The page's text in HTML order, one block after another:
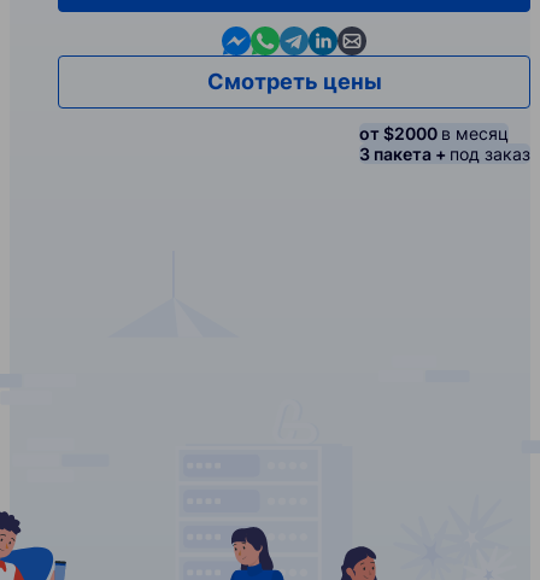
Contact us in Messenger
Contact us in WhatsApp
Contact us in Telegram
Contact us in Linkedin
Contact us by email
Смотреть цены
от $2000 в месяц
3 пакета + под заказ